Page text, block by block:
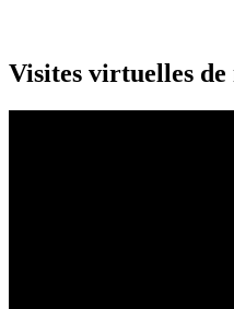
Visites virtuelles de